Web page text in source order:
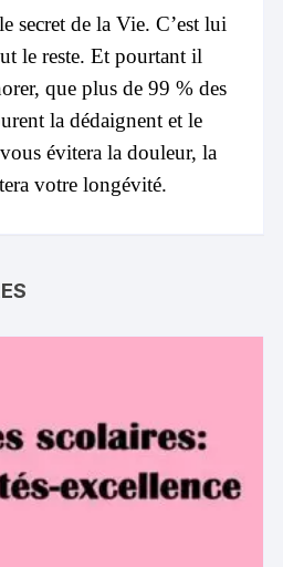
secret de la Vie. C’est lui
le reste. Et pourtant il
que plus de 99 % des
la dédaignent et le
évitera la douleur, la
votre longévité.